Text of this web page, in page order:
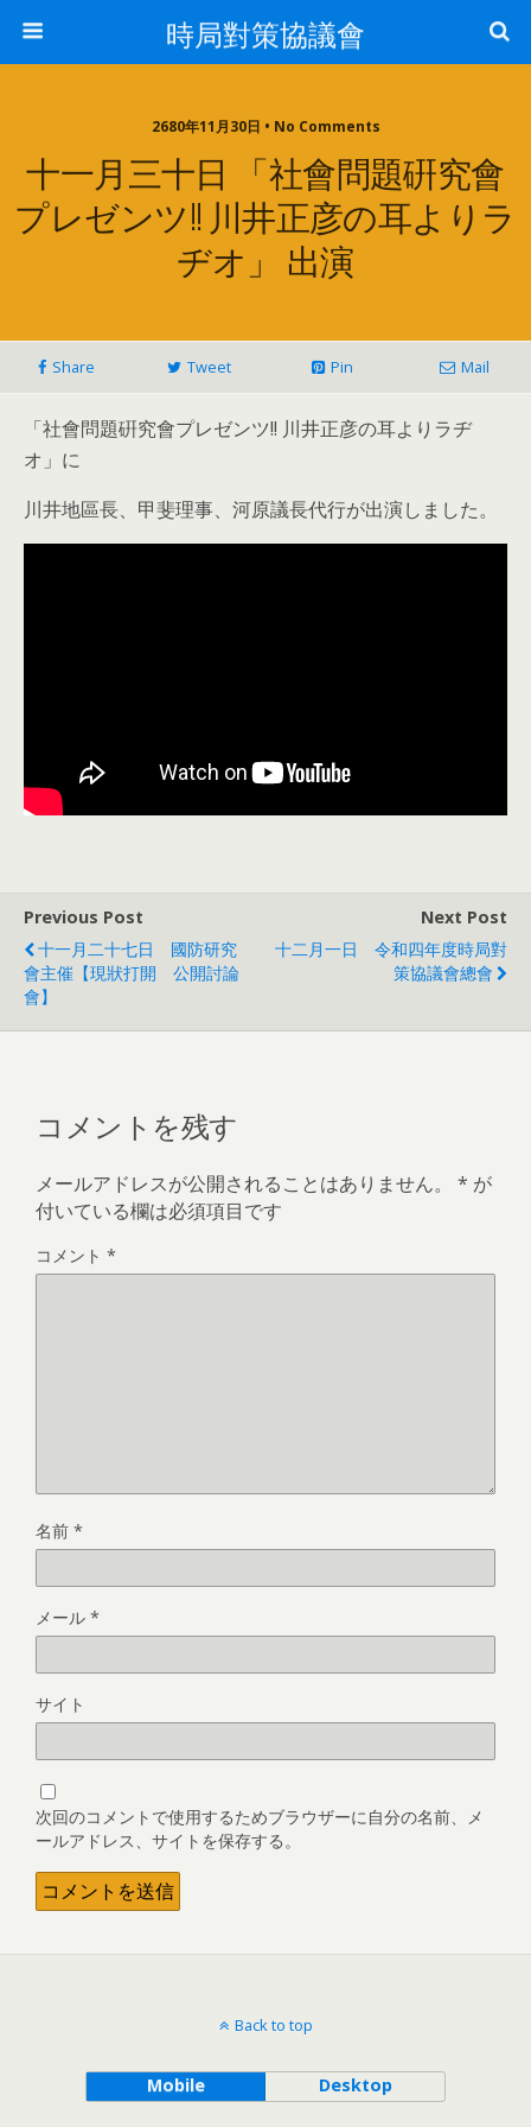
時局對策協議會
2680年11月30日 • No Comments
十一月三十日 「社會問題硏究會
プレゼンツ!! 川井正彦の耳よりラ
ヂオ」 出演
Share Tweet Pin Mail
「社會問題硏究會プレゼンツ!! 川井正彦の耳よりラヂ
オ」に
川井地區長、甲斐理事、河原議長代行が出演しました。
Previous Post
十一月二十七日 國防研究
會主催【現狀打開 公開討論
會】
Next Post
十二月一日 令和四年度時局對
策協議會總會
コメントを残す
メールアドレスが公開されることはありません。 * が
付いている欄は必須項目です
コメント *
名前 *
メール *
サイト
次回のコメントで使用するためブラウザーに自分の名前、メ
ールアドレス、サイトを保存する。
Back to top
Mobile Desktop